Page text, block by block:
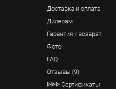
Доставка и оплата
Дилерам
Гарантия / возврат
Фото
FAQ
Отзывы (9)
ᐈᐈᐈ Сертификаты